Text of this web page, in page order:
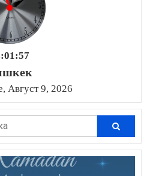
Август 9, 2026